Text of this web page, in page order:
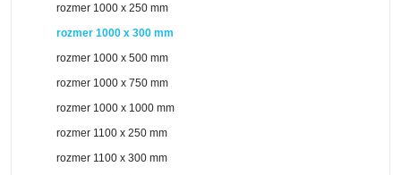
rozmer 1000 x 250 mm
rozmer 1000 x 300 mm
rozmer 1000 x 500 mm
rozmer 1000 x 750 mm
rozmer 1000 x 1000 mm
rozmer 1100 x 250 mm
rozmer 1100 x 300 mm